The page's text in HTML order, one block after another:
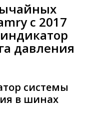
c 2017
давления
системы
в шинах